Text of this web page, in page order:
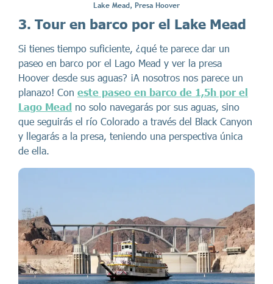
Lake Mead, Presa Hoover
3. Tour en barco por el Lake Mead
Si tienes tiempo suficiente, ¿qué te parece dar un
paseo en barco por el Lago Mead y ver la presa
Hoover desde sus aguas? ¡A nosotros nos parece un
planazo! Con este paseo en barco de 1,5h por el
Lago Mead no solo navegarás por sus aguas, sino
que seguirás el río Colorado a través del Black Canyon
y llegarás a la presa, teniendo una perspectiva única
de ella.